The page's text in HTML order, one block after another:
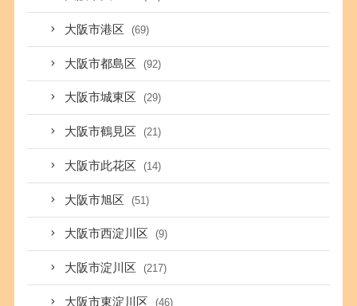
大阪市港区 (69)
大阪市都島区 (92)
大阪市城東区 (29)
大阪市鶴見区 (21)
大阪市此花区 (14)
大阪市旭区 (51)
大阪市西淀川区 (9)
大阪市淀川区 (217)
大阪市東淀川区 (46)